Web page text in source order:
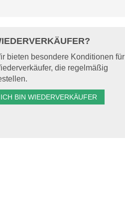
bieten besondere Konditionen für
die regelmäßig
ICH BIN WIEDERVERKÄUFER